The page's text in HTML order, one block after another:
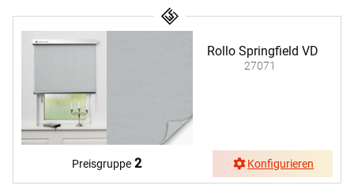
Rollo Springfield VD
27071
Preisgruppe 2 Konfigurieren